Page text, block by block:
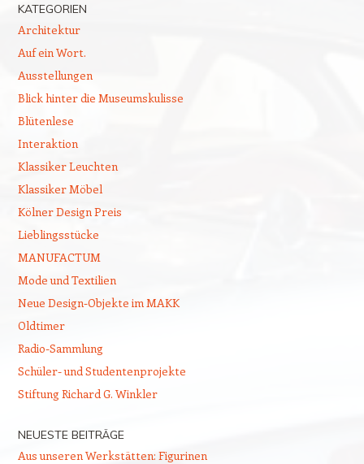
KATEGORIEN
Architektur
Auf ein Wort.
Ausstellungen
Blick hinter die Museumskulisse
Blütenlese
Interaktion
Klassiker Leuchten
Klassiker Möbel
Kölner Design Preis
Lieblingsstücke
MANUFACTUM
Mode und Textilien
Neue Design-Objekte im MAKK
Oldtimer
Radio-Sammlung
Schüler- und Studentenprojekte
Stiftung Richard G. Winkler
NEUESTE BEITRÄGE
Aus unseren Werkstätten: Figurinen